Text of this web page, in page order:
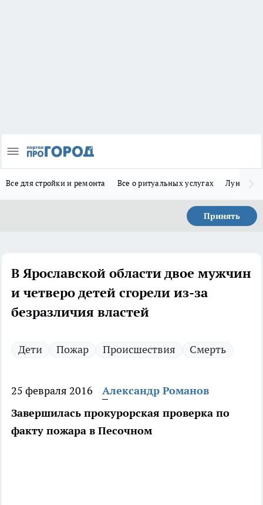
Все для стройки и ремонта Все о ритуальных услугах Лунно-
Принять
В Ярославской области двое мужчин
и четверо детей сгорели из-за
безразличия властей
Дети Пожар Происшествия Смерть
25 февраля 2016
Александр Романов
Завершилась прокурорская проверка по
факту пожара в Песочном